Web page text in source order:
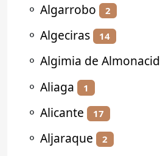
⚬ Algarrobo 2
⚬ Algeciras 14
⚬ Algimia de Almonacid
⚬ Aliaga 1
⚬ Alicante 17
⚬ Aljaraque 2